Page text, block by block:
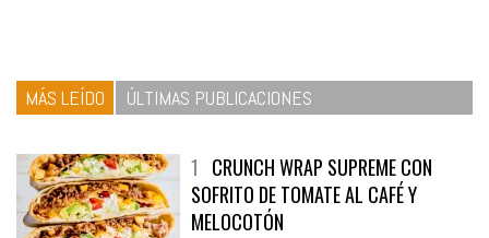
MÁS LEÍDO ÚLTIMAS PUBLICACIONES
1 CRUNCH WRAP SUPREME CON
SOFRITO DE TOMATE AL CAFÉ Y
MELOCOTÓN